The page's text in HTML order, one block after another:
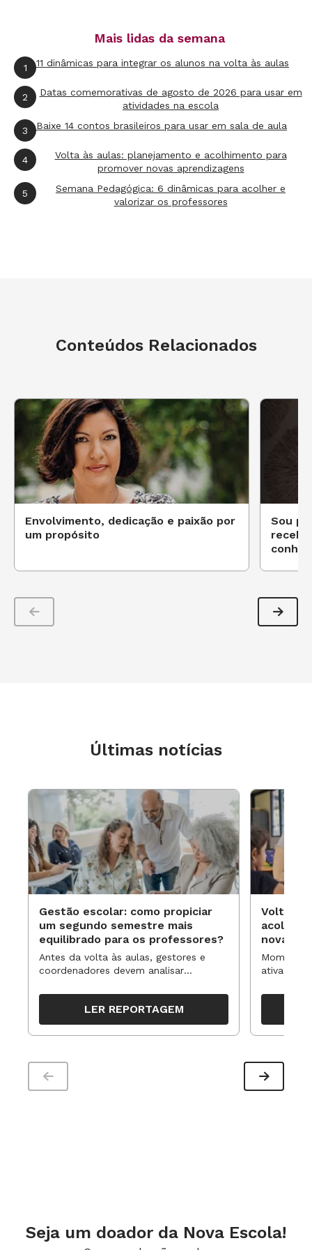
Coordenador de Processos
Vitor Nogueira
Atendimento ao Leitor
novaescola@fvc.org.br
Mais lidas da semana
1 11 dinâmicas para integrar os alunos na volta às aulas
2
Datas comemorativas de agosto de 2026 para usar em
atividades na escola
3 Baixe 14 contos brasileiros para usar em sala de aula
4
Volta às aulas: planejamento e acolhimento para
promover novas aprendizagens
5
Semana Pedagógica: 6 dinâmicas para acolher e
valorizar os professores
Conteúdos Relacionados
Envolvimento, dedicação e paixão por
um propósito
Sou
recebi
Últimas notícias
Gestão escolar: como propiciar
um segundo semestre mais
equilibrado para os professores?
Antes da volta às aulas, gestores e
coordenadores devem analisar
organizar ações para orientar o
trabalho pedagógico ao longo do
período
LER REPORTAGEM
Volta às
novas
ativa
propostas
Seja um doador da Nova Escola!